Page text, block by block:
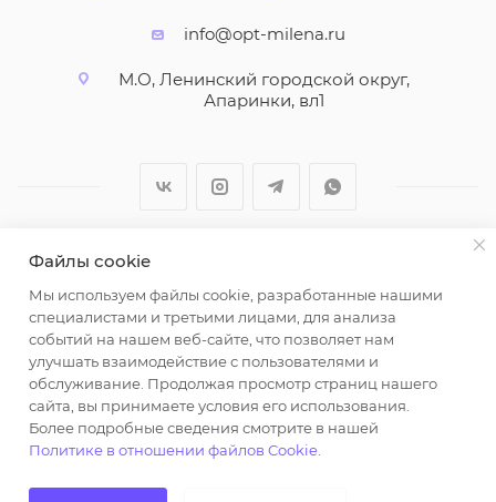
info@opt-milena.ru
М.О, Ленинский городской округ,
Апаринки, вл1
2026 © ООО "Вайт Текстиль групп"
Любая информация на сайте носит справочный
характер и не является публичной офертой
определяемой положениями пункта 2 статьи 437
Гражданского кодекса Российской Федерации.
Использование любых материалов, опубликованных
на https://opt-milena.ru, допустимо только при
наличии письменного разрешения редакции и
активной ссылки на https://opt-milena.ru
Файлы cookie
Мы используем файлы cookie, разработанные нашими
специалистами и третьими лицами, для анализа
событий на нашем веб-сайте, что позволяет нам
улучшать взаимодействие с пользователями и
обслуживание. Продолжая просмотр страниц нашего
сайта, вы принимаете условия его использования.
Более подробные сведения смотрите в нашей
Политике в отношении файлов Cookie